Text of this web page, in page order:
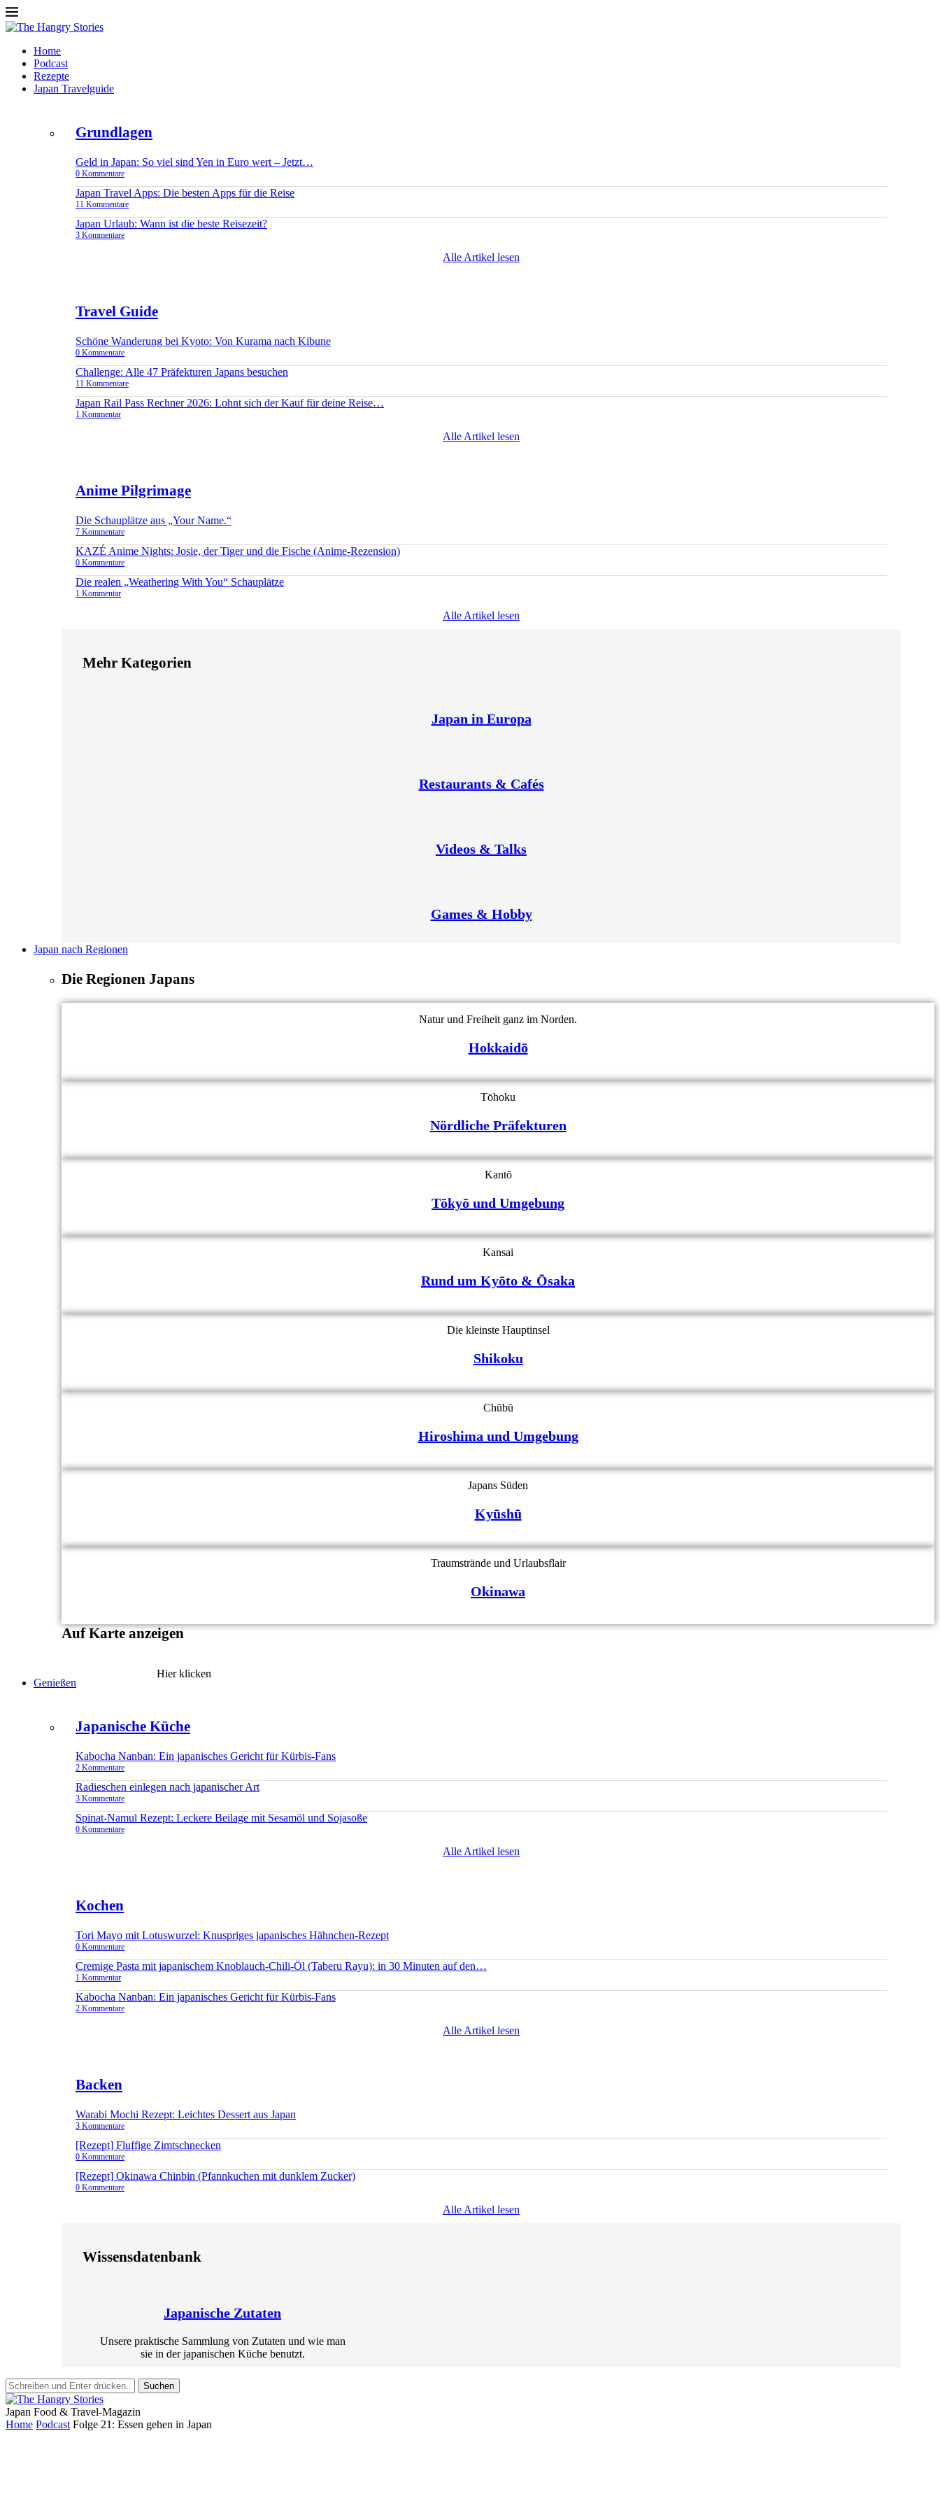
Home
Podcast
Rezepte
Japan Travelguide
Grundlagen
Geld in Japan: So viel sind Yen in Euro wert – Jetzt…
0 Kommentare
Japan Travel Apps: Die besten Apps für die Reise
11 Kommentare
Japan Urlaub: Wann ist die beste Reisezeit?
3 Kommentare
Alle Artikel lesen
Travel Guide
Schöne Wanderung bei Kyoto: Von Kurama nach Kibune
0 Kommentare
Challenge: Alle 47 Präfekturen Japans besuchen
11 Kommentare
Japan Rail Pass Rechner 2026: Lohnt sich der Kauf für deine Reise…
1 Kommentar
Alle Artikel lesen
Anime Pilgrimage
Die Schauplätze aus „Your Name.“
7 Kommentare
KAZÉ Anime Nights: Josie, der Tiger und die Fische (Anime-Rezension)
0 Kommentare
Die realen „Weathering With You“ Schauplätze
1 Kommentar
Alle Artikel lesen
Mehr Kategorien
Japan in Europa
Restaurants & Cafés
Videos & Talks
Games & Hobby
Japan nach Regionen
Die Regionen Japans
Natur und Freiheit ganz im Norden.
Hokkaidō
Tōhoku
Nördliche Präfekturen
Kantō
Tōkyō und Umgebung
Kansai
Rund um Kyōto & Ōsaka
Die kleinste Hauptinsel
Shikoku
Chūbū
Hiroshima und Umgebung
Japans Süden
Kyūshū
Traumstrände und Urlaubsflair
Okinawa
Auf Karte anzeigen
Hier klicken
Genießen
Japanische Küche
Kabocha Nanban: Ein japanisches Gericht für Kürbis-Fans
2 Kommentare
Radieschen einlegen nach japanischer Art
3 Kommentare
Spinat-Namul Rezept: Leckere Beilage mit Sesamöl und Sojasoße
0 Kommentare
Alle Artikel lesen
Kochen
Tori Mayo mit Lotuswurzel: Knuspriges japanisches Hähnchen-Rezept
0 Kommentare
Cremige Pasta mit japanischem Knoblauch-Chili-Öl (Taberu Rayu): in 30 Minuten auf den…
1 Kommentar
Kabocha Nanban: Ein japanisches Gericht für Kürbis-Fans
2 Kommentare
Alle Artikel lesen
Backen
Warabi Mochi Rezept: Leichtes Dessert aus Japan
3 Kommentare
[Rezept] Fluffige Zimtschnecken
0 Kommentare
[Rezept] Okinawa Chinbin (Pfannkuchen mit dunklem Zucker)
0 Kommentare
Alle Artikel lesen
Wissensdatenbank
Japanische Zutaten
Unsere praktische Sammlung von Zutaten und wie man
sie in der japanischen Küche benutzt.
Suchen
Japan Food & Travel-Magazin
Home Podcast Folge 21: Essen gehen in Japan